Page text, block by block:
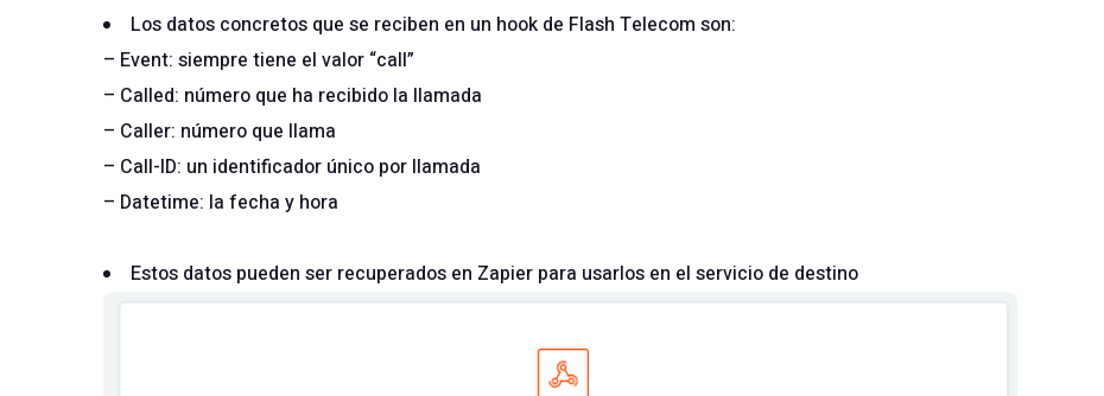
Los datos concretos que se reciben en un hook de Flash Telecom son:
– Event: siempre tiene el valor “call”
– Called: número que ha recibido la llamada
– Caller: número que llama
– Call-ID: un identificador único por llamada
– Datetime: la fecha y hora
Estos datos pueden ser recuperados en Zapier para usarlos en el servicio de destino